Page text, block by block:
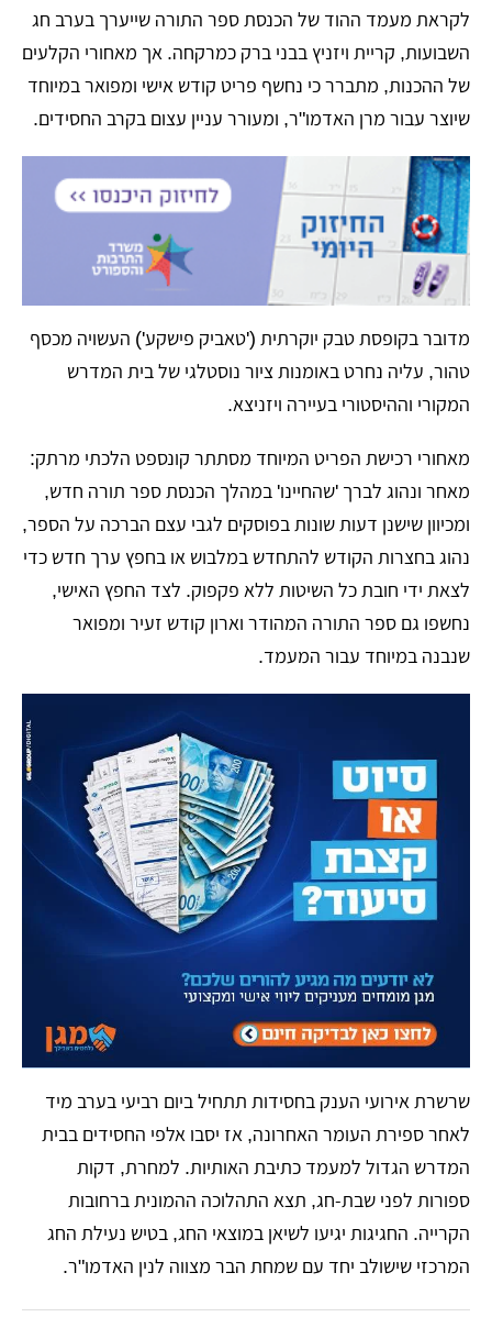
לקראת מעמד ההוד של הכנסת ספר התורה שייערך בערב חג
השבועות, קריית ויזניץ בבני ברק כמרקחה. אך מאחורי הקלעים
של ההכנות, מתברר כי נחשף פריט קודש אישי ומפואר במיוחד
שיוצר עבור מרן האדמו"ר, ומעורר עניין עצום בקרב החסידים.
מדובר בקופסת טבק יוקרתית ('טאביק פישקע') העשויה מכסף
טהור, עליה נחרט באומנות ציור נוסטלגי של בית המדרש
המקורי וההיסטורי בעיירה ויזניצא.
מאחורי רכישת הפריט המיוחד מסתתר קונספט הלכתי מרתק:
מאחר ונהוג לברך 'שהחיינו' במהלך הכנסת ספר תורה חדש,
ומכיוון שישנן דעות שונות בפוסקים לגבי עצם הברכה על הספר,
נהוג בחצרות הקודש להתחדש במלבוש או בחפץ ערך חדש כדי
לצאת ידי חובת כל השיטות ללא פקפוק. לצד החפץ האישי,
נחשפו גם ספר התורה המהודר וארון קודש זעיר ומפואר
שנבנה במיוחד עבור המעמד.
שרשרת אירועי הענק בחסידות תתחיל ביום רביעי בערב מיד
לאחר ספירת העומר האחרונה, אז יסבו אלפי החסידים בבית
המדרש הגדול למעמד כתיבת האותיות. למחרת, דקות
ספורות לפני שבת-חג, תצא התהלוכה ההמונית ברחובות
הקרייה. החגיגות יגיעו לשיאן במוצאי החג, בטיש נעילת החג
המרכזי שישולב יחד עם שמחת הבר מצווה לנין האדמו"ר.